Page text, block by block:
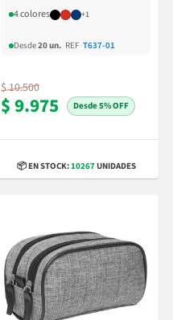
4 colores +1
Desde20 un. REF ·T637-01
$ 10.500
$ 9.975 5% OFF
📦 EN STOCK:10267UNIDADES